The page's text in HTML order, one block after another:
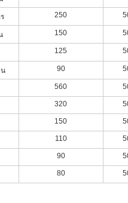
250
150
125
น 90
560
320
150
110
90
80